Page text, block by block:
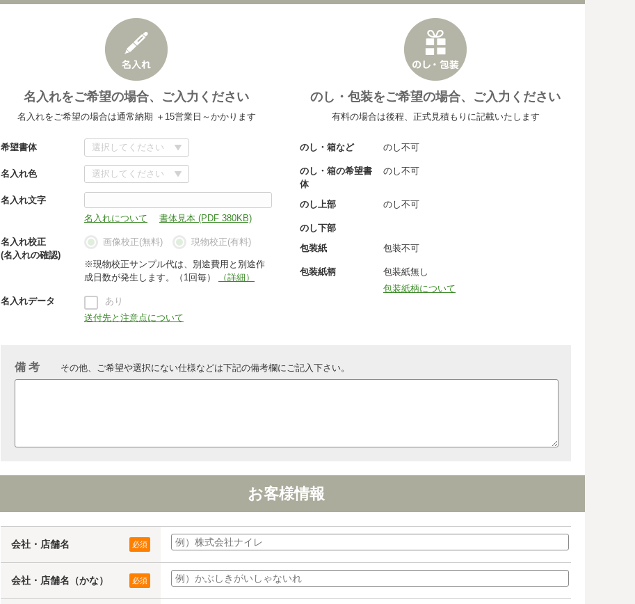
名入れをご希望の場合、ご入力ください
名入れをご希望の場合は通常納期 ＋15営業日～かかります
希望書体
名入れ色
名入れ文字
名入れについて
書体見本 (PDF 380KB)
名入れ校正
(名入れの確認)
画像校正(無料) 現物校正(有料)
※現物校正サンプル代は、別途費用と別途作
成日数が発生します。（1回毎）
（詳細）
名入れデータ
あり
送付先と注意点について
のし・包装をご希望の場合、ご入力ください
有料の場合は後程、正式見積もりに記載いたします
のし・箱など のし不可
のし・箱の希望書
体
のし不可
のし上部 のし不可
のし下部
包装紙
包装不可
包装紙柄
包装紙無し
包装紙柄について
備 考 その他、ご希望や選択にない仕様などは下記の備考欄にご記入下さい。
お客様情報
会社・店舗名 必須
会社・店舗名（かな） 必須